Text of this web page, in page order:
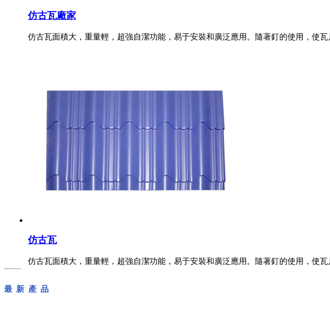
仿古瓦廠家
仿古瓦面積大，重量輕，超強自潔功能，易于安裝和廣泛應用。隨著釘的使用，使
仿古瓦
仿古瓦面積大，重量輕，超強自潔功能，易于安裝和廣泛應用。隨著釘的使用，使
最 新 產 品